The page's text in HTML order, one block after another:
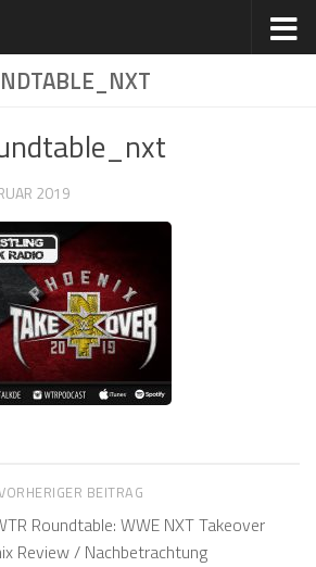
2019
BEITRAG
Roundtable: WWE NXT Takeover
Review / Nachbetrachtung